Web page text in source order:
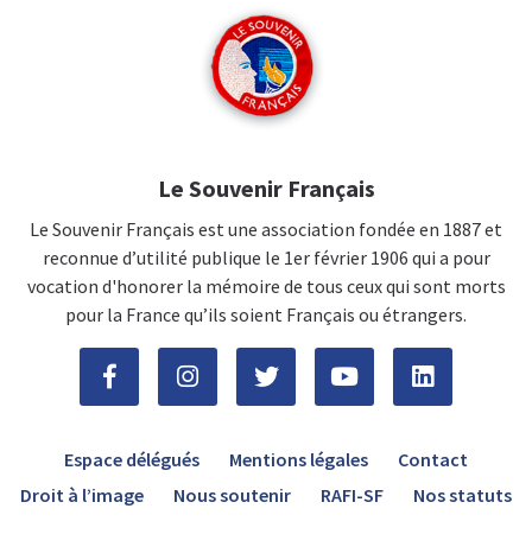
Le Souvenir Français
Le Souvenir Français est une association fondée en 1887 et
reconnue d’utilité publique le 1er février 1906 qui a pour
vocation d'honorer la mémoire de tous ceux qui sont morts
pour la France qu’ils soient Français ou étrangers.
Espace délégués Mentions légales
Contact
Droit à l’image
Nous soutenir RAFI-SF Nos statuts